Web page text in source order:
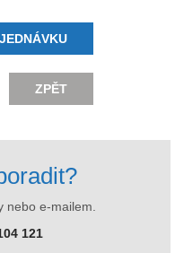
ZPĚT
nebo e-mailem.
121